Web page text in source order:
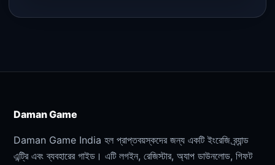
Daman Game
Daman Game India হল প্রাপ্তবয়স্কদের জন্য একটি ইংরেজি ব্র্যান্ড
এন্ট্রি এবং ব্যবহারের গাইড। এটি লগইন, রেজিস্টার, অ্যাপ ডাউনলোড, গিফট